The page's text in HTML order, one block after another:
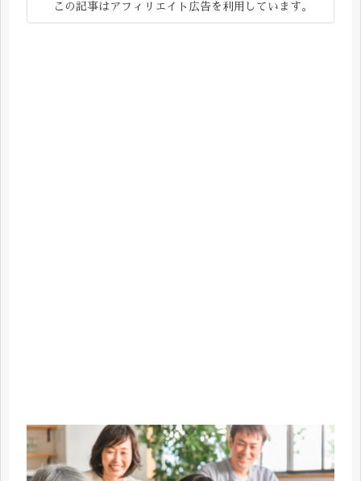
この記事はアフィリエイト広告を利用しています。